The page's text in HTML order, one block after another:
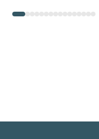
1 234567891011121314
1516